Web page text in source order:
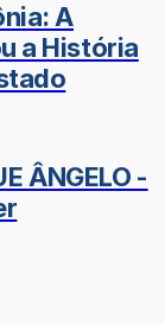
A
a História
ÂNGELO -